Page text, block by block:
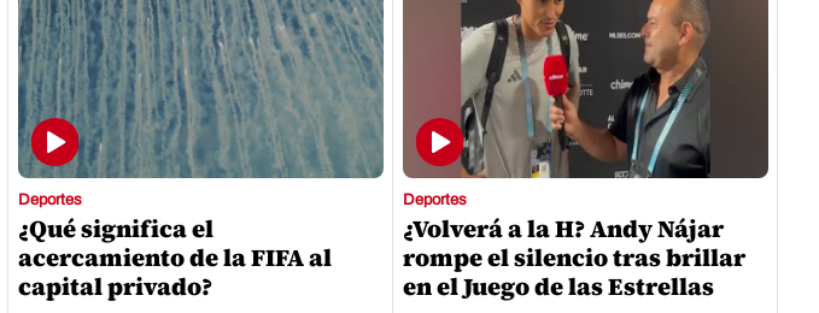
Deportes
¿Qué significa el
acercamiento de la FIFA al
capital privado?
Deportes
¿Volverá a la H? Andy Nájar
rompe el silencio tras brillar
en el Juego de las Estrellas